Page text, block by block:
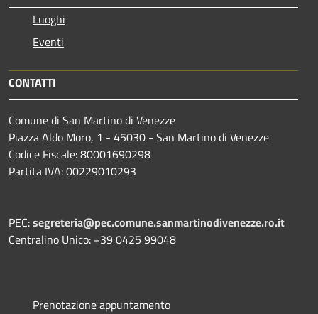
Luoghi
Eventi
CONTATTI
Comune di San Martino di Venezze
Piazza Aldo Moro, 1 - 45030 - San Martino di Venezze
Codice Fiscale: 80001690298
Partita IVA: 00229010293
PEC:segreteria@pec.comune.sanmartinodivenezze.ro.it
Centralino Unico: +39 0425 99048
Prenotazione appuntamento